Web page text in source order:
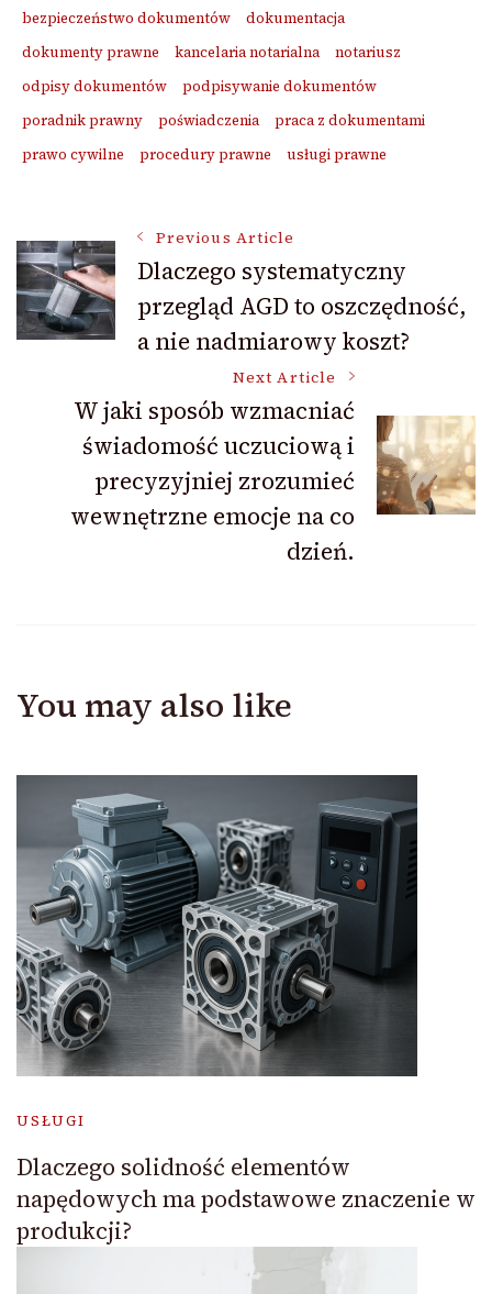
bezpieczeństwo dokumentów
dokumentacja
dokumenty prawne
kancelaria notarialna
notariusz
odpisy dokumentów
podpisywanie dokumentów
poradnik prawny
poświadczenia
praca z dokumentami
prawo cywilne
procedury prawne usługi prawne
Post
Navigation
Previous Article
Dlaczego systematyczny
przegląd AGD to oszczędność,
a nie nadmiarowy koszt?
Next Article
W jaki sposób wzmacniać
świadomość uczuciową i
precyzyjniej zrozumieć
wewnętrzne emocje na co
dzień.
You may also like
USŁUGI
Dlaczego solidność elementów
napędowych ma podstawowe znaczenie w
produkcji?